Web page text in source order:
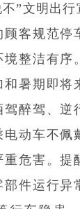
”文明出
顾客规范停
境整洁有序
暑期即将
驾醉驾、逆
动车不佩
重危害。提
部件运行异